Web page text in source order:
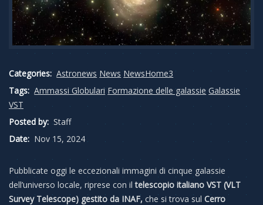
Categories: Astronews News NewsHome3
Tags: Ammassi Globulari Formazione delle galassie Galassie
VST
Posted by: Staff
Date: Nov 15, 2024
Pubblicate oggi le eccezionali immagini di cinque galassie
dell’universo locale, riprese con iltelescopio italiano VST (VLT
Survey Telescope) gestito da INAF, che si trova sul Cerro